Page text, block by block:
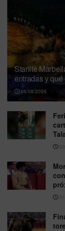
Starlite
entradas y
06/08/2026